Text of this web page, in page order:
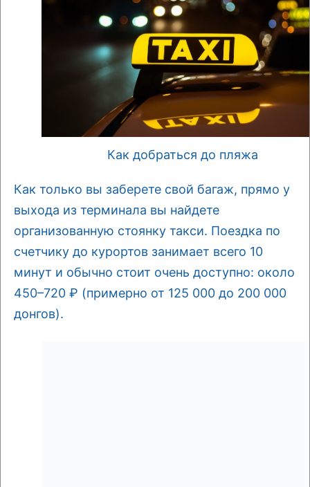
Как добраться до пляжа
Как только вы заберете свой багаж, прямо у
выхода из терминала вы найдете
организованную стоянку такси. Поездка по
счетчику до курортов занимает всего 10
минут и обычно стоит очень доступно: около
450–720 ₽ (примерно от 125 000 до 200 000
донгов).